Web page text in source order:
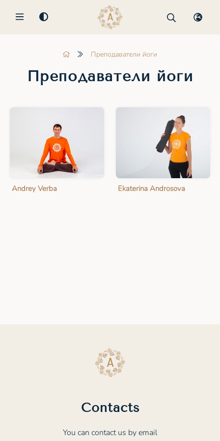
MENU
Преподаватели йоги
Преподаватели йоги
Andrey Verba Ekaterina Androsova
Contacts
You can contact us by email